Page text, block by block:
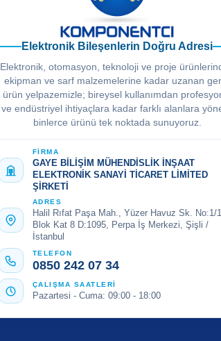
Elektronik Bileşenlerin Doğru Adresi
Elektronik, otomasyon, teknoloji ve proje
ekipman ve sarf malzemelerine kadar uzanan
ürün yelpazemizle; bireysel kullanımdan
ve endüstriyel ihtiyaçlara kadar farklı alanlara
binlerce ürünü tek noktada sunuyoruz.
FİRMA
GAYE BİLİŞİM MÜHENDİSLİK İNŞAAT
ELEKTRONİK SANAYİ TİCARET LİMİTED
ŞİRKETİ
ADRES
Halil Rıfat Paşa Mah., Yüzer Havuz Sk. No:1/
Blok Kat 8 D:1095, Perpa İş Merkezi, Şişli /
İstanbul
TELEFON
0850 242 07 34
ÇALIŞMA SAATLERİ
Pazartesi - Cuma: 09:00 - 18:00